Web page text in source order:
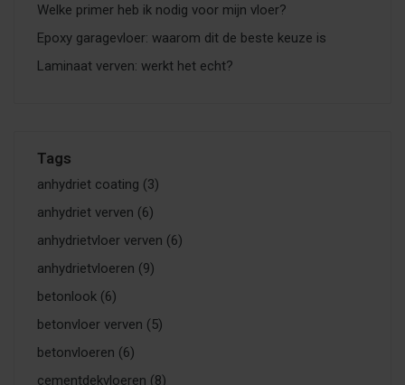
Welke primer heb ik nodig voor mijn vloer?
Epoxy garagevloer: waarom dit de beste keuze is
Laminaat verven: werkt het echt?
Tags
anhydriet coating (3)
anhydriet verven (6)
anhydrietvloer verven (6)
anhydrietvloeren (9)
betonlook (6)
betonvloer verven (5)
betonvloeren (6)
cementdekvloeren (8)